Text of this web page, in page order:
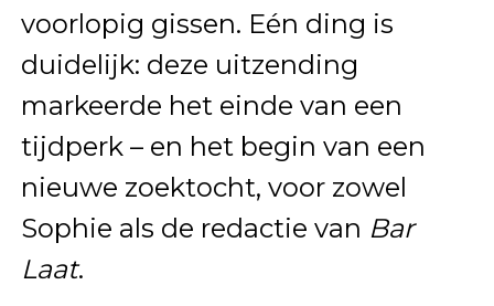
voorlopig gissen. Eén ding is
duidelijk: deze uitzending
markeerde het einde van een
tijdperk – en het begin van een
nieuwe zoektocht, voor zowel
Sophie als de redactie van Bar
Laat.